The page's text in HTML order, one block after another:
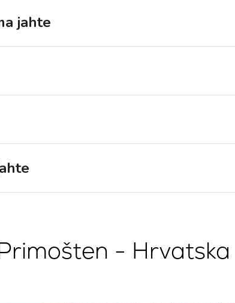
jahte
- Hrvatska
Valovie - Asistent za